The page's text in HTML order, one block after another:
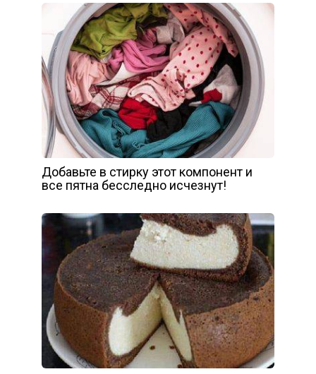
Добавьте в стирку этот компонент и
все пятна бесследно исчезнут!